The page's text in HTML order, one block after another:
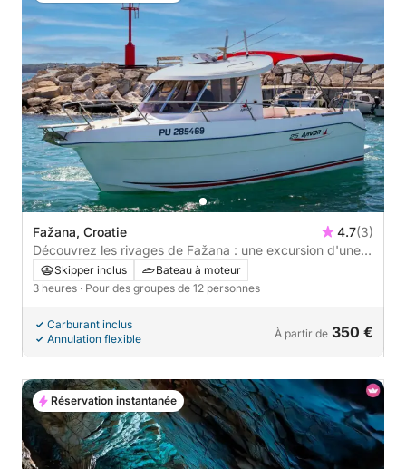
Fažana, Croatie 4.7(3)
Découvrez les rivages de Fažana : une excursion d'une
journée complète à bord d'un bateau à moteur
Skipper inclus
Bateau à moteur
3 heures · Pour des groupes de 12 personnes
Carburant inclus
Annulation flexible
À partir de 350 €
Réservation instantanée